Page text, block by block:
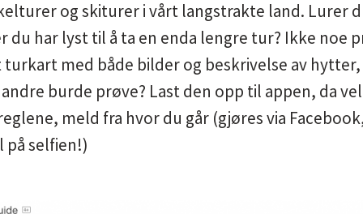
og skiturer i vårt langstrakte land. Lurer
har lyst til å ta en enda lengre tur? Ikke noe
med både bilder og beskrivelse av hytter,
burde prøve? Last den opp til appen, da
meld fra hvor du går (gjøres via
på selfien!)